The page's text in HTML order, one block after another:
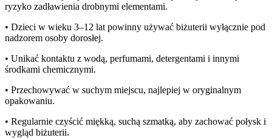
ryzyko zadławienia drobnymi elementami.
• Dzieci w wieku 3–12 lat powinny używać biżuterii wyłącznie pod
nadzorem osoby dorosłej.
• Unikać kontaktu z wodą, perfumami, detergentami i innymi
środkami chemicznymi.
• Przechowywać w suchym miejscu, najlepiej w oryginalnym
opakowaniu.
• Regularnie czyścić miękką, suchą szmatką, aby zachować połysk i
wygląd biżuterii.